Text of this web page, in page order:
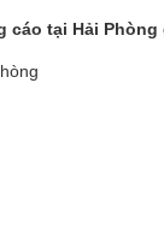
cáo tại Hải Phòng